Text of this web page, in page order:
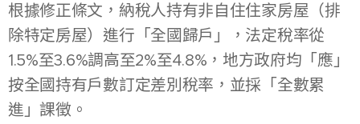
根據修正條文，納稅人持有非自住住家房屋（排
除特定房屋）進行「全國歸戶」，法定稅率從
1.5%至3.6%調高至2%至4.8%，地方政府均「應」
按全國持有戶數訂定差別稅率，並採「全數累
進」課徵。